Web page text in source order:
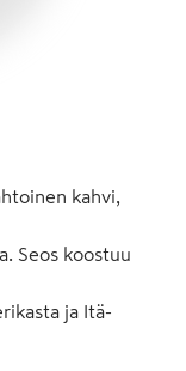
kahvi,
Seos koostuu
ja Itä-